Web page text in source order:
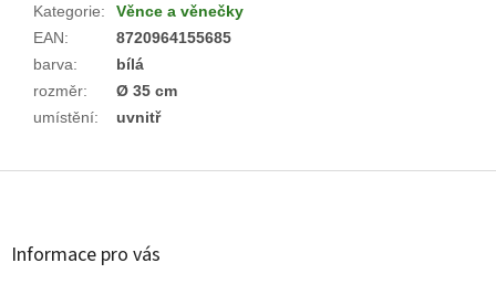
Kategorie:
Věnce a věnečky
EAN:
8720964155685
barva:
bílá
rozměr:
Ø 35 cm
umístění: uvnitř
Z
Informace pro vás